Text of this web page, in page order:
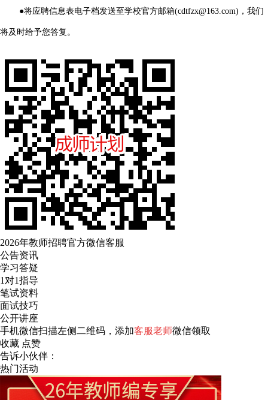
●将应聘信息表电子档发送至学校官方邮箱(cdtfzx@163.com)，我们
将及时给予您答复。
2026年教师招聘官方微信客服
公告资讯
学习答疑
1对1指导
笔试资料
面试技巧
公开讲座
手机微信扫描左侧二维码，添加客服老师微信领取
收藏 点赞
告诉小伙伴：
热门活动